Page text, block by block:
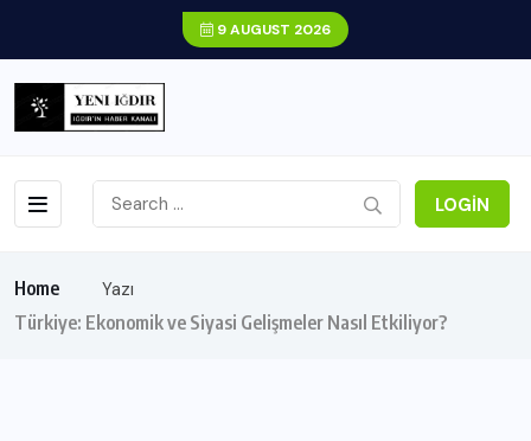
9 AUGUST 2026
LOGIN
Home
Yazı
Türkiye: Ekonomik ve Siyasi Gelişmeler Nasıl Etkiliyor?